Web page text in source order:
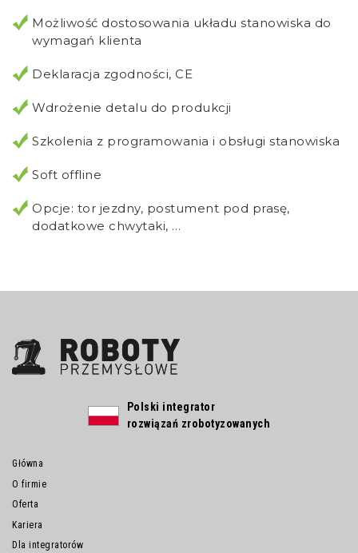
Możliwość dostosowania układu stanowiska do
wymagań klienta
Deklaracja zgodności, CE
Wdrożenie detalu do produkcji
Szkolenia z programowania i obsługi stanowiska
Soft offline
Opcje: tor jezdny, postument pod prasę,
dodatkowe chwytaki, …
Polski integrator
rozwiązań zrobotyzowanych
Główna
O firmie
Oferta
Kariera
Dla integratorów